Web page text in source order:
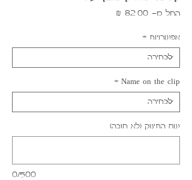
החל מ- 82.00 ₪
אפשרויות *
Name on the clip
*
שם התינוק (לא חובה)
0/500